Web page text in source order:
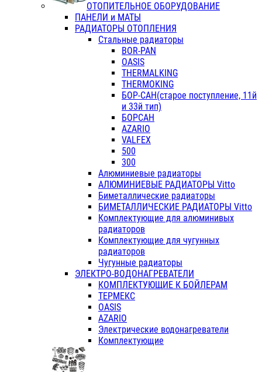
ОТОПИТЕЛЬНОЕ ОБОРУДОВАНИЕ
ПАНЕЛИ и МАТЫ
РАДИАТОРЫ ОТОПЛЕНИЯ
Стальные радиаторы
BOR-PAN
OASIS
THERMALKING
THERMOKING
БОР-САН(старое поступление, 11й
и 33й тип)
БОРСАН
AZARIO
VALFEX
500
300
Алюминиевые радиаторы
АЛЮМИНИЕВЫЕ РАДИАТОРЫ Vitto
Биметаллические радиаторы
БИМЕТАЛЛИЧЕСКИЕ РАДИАТОРЫ Vitto
Комплектующие для алюминивых
радиаторов
Комплектующие для чугунных
радиаторов
Чугунные радиаторы
ЭЛЕКТРО-ВОДОНАГРЕВАТЕЛИ
КОМПЛЕКТУЮЩИЕ К БОЙЛЕРАМ
ТЕРМЕКС
OASIS
AZARIO
Электрические водонагреватели
Комплектующие